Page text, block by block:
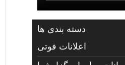
دسته بندی ها
اعلانات فوتی